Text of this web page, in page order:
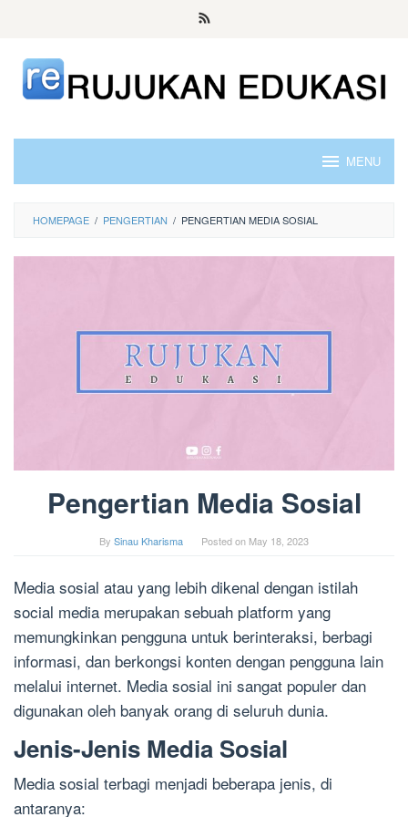
content
MENU
HOMEPAGE / PENGERTIAN / PENGERTIAN MEDIA SOSIAL
Pengertian Media Sosial
By Sinau Kharisma Posted on May 18, 2023
Media sosial atau yang lebih dikenal dengan istilah
social media merupakan sebuah platform yang
memungkinkan pengguna untuk berinteraksi, berbagi
informasi, dan berkongsi konten dengan pengguna lain
melalui internet. Media sosial ini sangat populer dan
digunakan oleh banyak orang di seluruh dunia.
Jenis-Jenis Media Sosial
Media sosial terbagi menjadi beberapa jenis, di
antaranya: